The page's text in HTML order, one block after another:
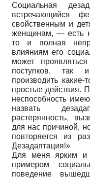
Социальная
встречающийся
свойственным и
женщинам, — есть
то и полная
влияниям его
может
поступков, так
производить
простые действия.
неспособность
назвать
растерянность,
для нас причиной,
повторяется из
Дезадаптация!»
Для меня ярким и
примером
поведение